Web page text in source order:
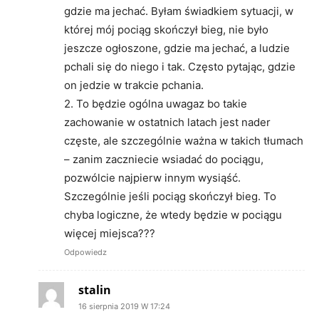
gdzie ma jechać. Byłam świadkiem sytuacji, w
której mój pociąg skończył bieg, nie było
jeszcze ogłoszone, gdzie ma jechać, a ludzie
pchali się do niego i tak. Często pytając, gdzie
on jedzie w trakcie pchania.
2. To będzie ogólna uwagaz bo takie
zachowanie w ostatnich latach jest nader
częste, ale szczególnie ważna w takich tłumach
– zanim zaczniecie wsiadać do pociągu,
pozwólcie najpierw innym wysiąść.
Szczególnie jeśli pociąg skończył bieg. To
chyba logiczne, że wtedy będzie w pociągu
więcej miejsca???
Odpowiedz
stalin
16 sierpnia 2019 W 17:24